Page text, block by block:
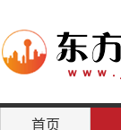
首页